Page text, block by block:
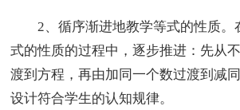
2、循序渐进地教学等式的性质。
式的性质的过程中，逐步推进：先从
渡到方程，再由加同一个数过渡到减
设计符合学生的认知规律。